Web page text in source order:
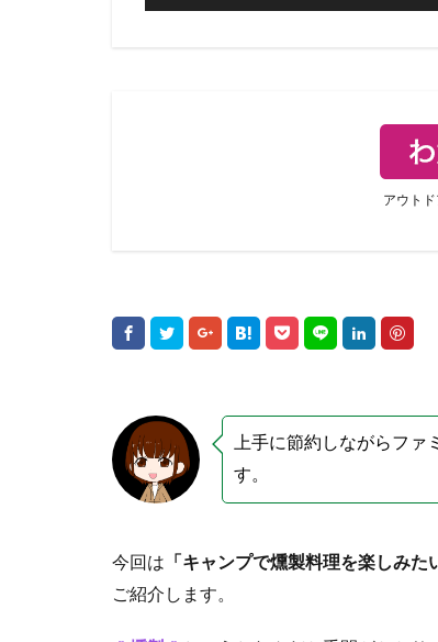
アウト
上手に節約しながらフ
す。
今回は 「キャンプで燻製料理を楽しみた
ご紹介します。